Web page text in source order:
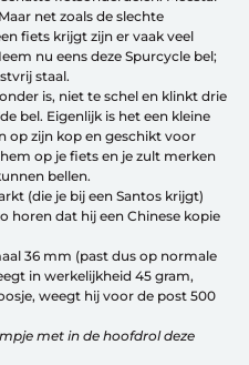
een vakantiefiets
fiets
net zoals de slechte
fiets krijgt zijn er vaak veel
nu eens deze Spurcycle bel;
staal.
is, niet te schel en klinkt drie
bel. Eigenlijk is het een kleine
op zijn kop en geschikt voor
op je fiets en je zult merken
bellen.
(die je bij een Santos krijgt)
horen dat hij een Chinese kopie
36 mm (past dus op normale
in werkelijkheid 45 gram,
weegt hij voor de post 500
met in de hoofdrol deze